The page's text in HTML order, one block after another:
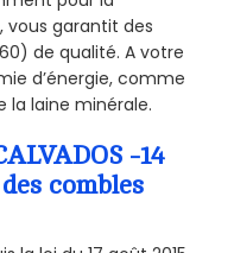
vous garantit des
de qualité. A votre
d’énergie, comme
la laine minérale.
-14
combles